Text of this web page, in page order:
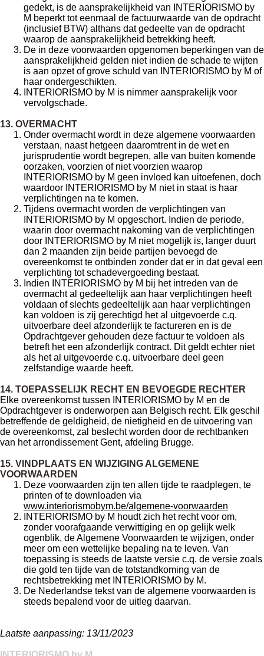
gedekt, is de aansprakelijkheid van INTERIORISMO by
M beperkt tot eenmaal de factuurwaarde van de opdracht
(inclusief BTW) althans dat gedeelte van de opdracht
waarop de aansprakelijkheid betrekking heeft.
De in deze voorwaarden opgenomen beperkingen van de
aansprakelijkheid gelden niet indien de schade te wijten
is aan opzet of grove schuld van INTERIORISMO by M of
haar ondergeschikten.
INTERIORISMO by M is nimmer aansprakelijk voor
vervolgschade.
13. OVERMACHT
Onder overmacht wordt in deze algemene voorwaarden
verstaan, naast hetgeen daaromtrent in de wet en
jurisprudentie wordt begrepen, alle van buiten komende
oorzaken, voorzien of niet voorzien waarop
INTERIORISMO by M geen invloed kan uitoefenen, doch
waardoor INTERIORISMO by M niet in staat is haar
verplichtingen na te komen.
Tijdens overmacht worden de verplichtingen van
INTERIORISMO by M opgeschort. Indien de periode,
waarin door overmacht nakoming van de verplichtingen
door INTERIORISMO by M niet mogelijk is, langer duurt
dan 2 maanden zijn beide partijen bevoegd de
overeenkomst te ontbinden zonder dat er in dat geval een
verplichting tot schadevergoeding bestaat.
Indien INTERIORISMO by M bij het intreden van de
overmacht al gedeeltelijk aan haar verplichtingen heeft
voldaan of slechts gedeeltelijk aan haar verplichtingen
kan voldoen is zij gerechtigd het al uitgevoerde c.q.
uitvoerbare deel afzonderlijk te factureren en is de
Opdrachtgever gehouden deze factuur te voldoen als
betreft het een afzonderlijk contract. Dit geldt echter niet
als het al uitgevoerde c.q. uitvoerbare deel geen
zelfstandige waarde heeft.
14. TOEPASSELIJK RECHT EN BEVOEGDE RECHTER
Elke overeenkomst tussen INTERIORISMO by M en de
Opdrachtgever is onderworpen aan Belgisch recht. Elk geschil
betreffende de geldigheid, de nietigheid en de uitvoering van
de overeenkomst, zal beslecht worden door de rechtbanken
van het arrondissement Gent, afdeling Brugge.
15. VINDPLAATS EN WIJZIGING ALGEMENE
VOORWAARDEN
Deze voorwaarden zijn ten allen tijde te raadplegen, te
printen of te downloaden via
www.interiorismobym.be/algemene-voorwaarden
INTERIORISMO by M houdt zich het recht voor om,
zonder voorafgaande verwittiging en op gelijk welk
ogenblik, de Algemene Voorwaarden te wijzigen, onder
meer om een wettelijke bepaling na te leven. Van
toepassing is steeds de laatste versie c.q. de versie zoals
die gold ten tijde van de totstandkoming van de
rechtsbetrekking met INTERIORISMO by M.
De Nederlandse tekst van de algemene voorwaarden is
steeds bepalend voor de uitleg daarvan.
Laatste aanpassing: 13/11/2023